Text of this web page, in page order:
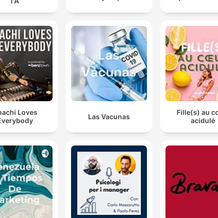
Loves
Las Vacunas
Fille(s) au
acidulé